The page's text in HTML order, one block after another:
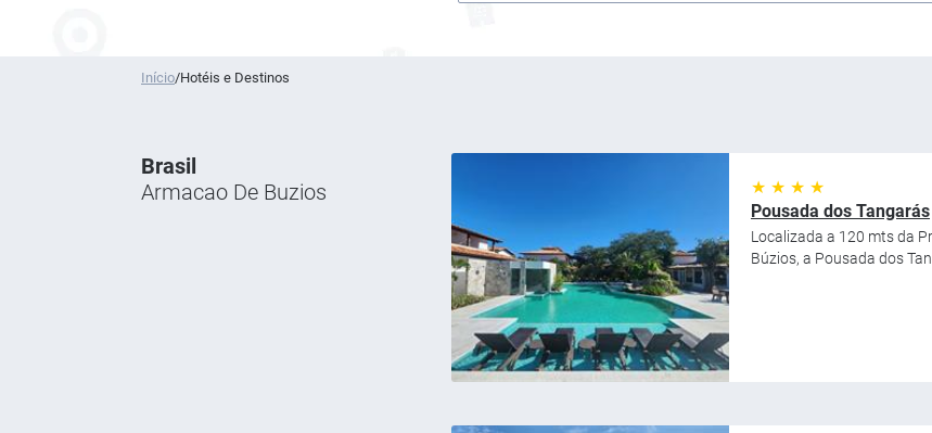
Início/Hotéis e Destinos
Brasil
Armacao De Buzios
★ ★ ★ ★
Pousada dos Tangarás
Localizada a 120 mts da
Búzios, a Pousada dos